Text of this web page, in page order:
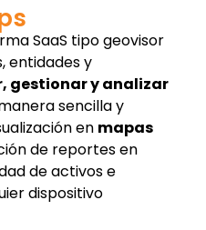
SaaS tipo geovisor
entidades y
gestionar y analizar
sencilla y
en mapas
de reportes en
de activos e
dispositivo